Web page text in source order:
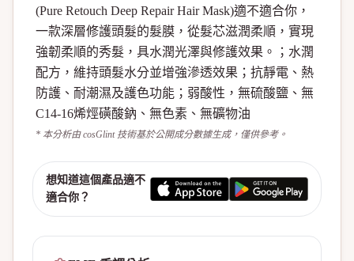
(Pure Retouch Deep Repair Hair Mask)適不適合你，
一款深層修護頭髮的髮膜，從髮芯滋潤柔順，實現
強韌柔順的秀髮，具水潤光澤與修護效果。；水潤
配方，維持頭髮水分並增強滲透效果；抗靜電、熱
防護、耐潮濕及護色功能；弱酸性，無硫酸鹽、無
C14-16烯烴磺酸鈉、無色素、無礦物油
* 本分析由 cosGlint 技術基於公開成分數據生成，僅供參考。
想知道這個產品適不
適合你？